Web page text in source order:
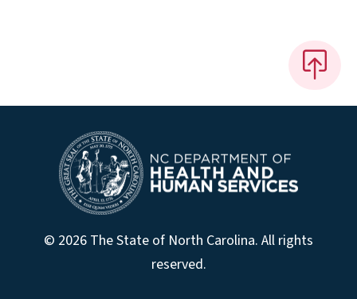
© 2026 The State of North Carolina. All rights
reserved.